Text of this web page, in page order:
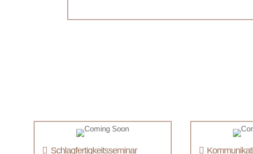
Schlagfertigkeitsseminar